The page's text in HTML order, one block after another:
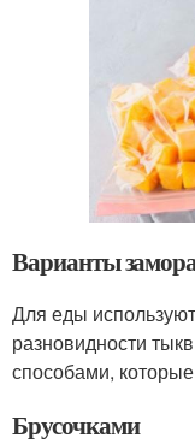
Варианты
Для еды
разновидности
способами,
Брусочками